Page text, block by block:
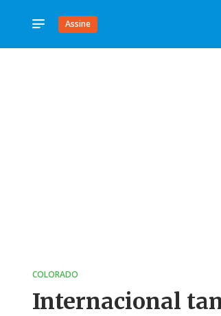
Assine
COLORADO
Internacional